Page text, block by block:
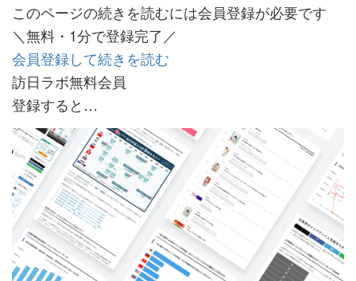
このページの続きを読むには会員登録が必要です
＼無料・1分で登録完了／
会員登録して続きを読む
訪日ラボ無料会員
登録すると…